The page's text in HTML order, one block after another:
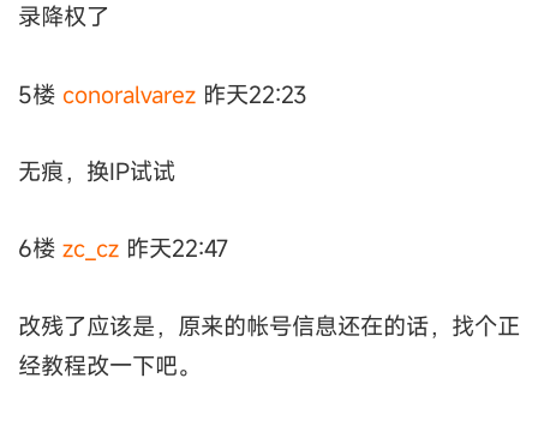
录降权了
5楼 conoralvarez 昨天22:23
无痕，换IP试试
6楼 zc_cz 昨天22:47
改残了应该是，原来的帐号信息还在的话，找个正
经教程改一下吧。